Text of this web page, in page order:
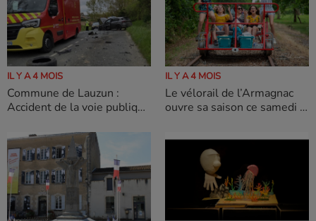
IL Y A 4 MOIS
Commune de Lauzun :
Accident de la voie publique
légers
IL Y A 4 MOIS
Le vélorail de l’Armagnac
ouvre sa saison ce samedi 4